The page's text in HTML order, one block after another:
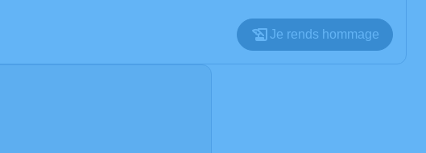
Je rends hommage